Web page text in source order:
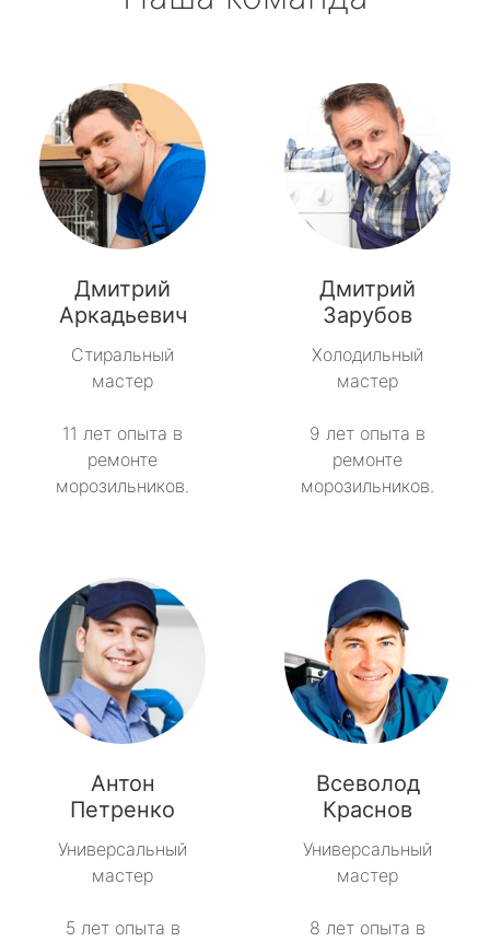
Дмитрий
Аркадьевич
Стиральный
мастер
11 лет опыта в
ремонте
морозильников.
Дмитрий
Зарубов
Холодильный
мастер
9 лет опыта в
ремонте
морозильников.
Антон
Петренко
Универсальный
мастер
5 лет опыта в
Всеволод
Краснов
Универсальный
мастер
8 лет опыта в